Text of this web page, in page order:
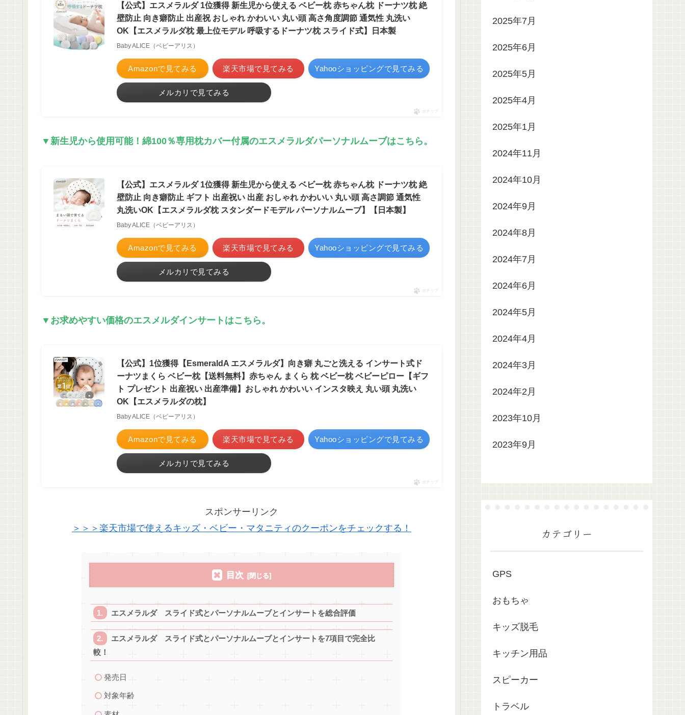
【公式】エスメラルダ 1位獲得 新生児から使える ベビー枕 赤ちゃん枕 ドーナツ枕 絶
壁防止 向き癖防止 出産祝 おしゃれ かわいい 丸い頭 高さ角度調節 通気性 丸洗い
OK【エスメラルダ枕 最上位モデル 呼吸するドーナツ枕 スライド式】日本製
Baby ALICE（ベビーアリス）
Amazonで見てみる 楽天市場で見てみる Yahooショッピングで見てみる
メルカリで見てみる
ポチップ
▼新生児から使用可能！綿100％専用枕カバー付属のエスメラルダパーソナルムーブはこちら。
【公式】エスメラルダ 1位獲得 新生児から使える ベビー枕 赤ちゃん枕 ドーナツ枕 絶
壁防止 向き癖防止 ギフト 出産祝い 出産 おしゃれ かわいい 丸い頭 高さ調節 通気性
丸洗いOK【エスメラルダ枕 スタンダードモデル パーソナルムーブ】【日本製】
Baby ALICE（ベビーアリス）
Amazonで見てみる 楽天市場で見てみる Yahooショッピングで見てみる
メルカリで見てみる
ポチップ
▼お求めやすい価格のエスメルダインサートはこちら。
【公式】1位獲得【EsmeraldA エスメラルダ】向き癖 丸ごと洗える インサート式ド
ーナツまくら ベビー枕【送料無料】赤ちゃん まくら 枕 ベビー枕 ベビーピロー【ギフ
ト プレゼント 出産祝い 出産準備】おしゃれ かわいい インスタ映え 丸い頭 丸洗い
OK【エスメラルダの枕】
Baby ALICE（ベビーアリス）
Amazonで見てみる 楽天市場で見てみる Yahooショッピングで見てみる
メルカリで見てみる
ポチップ
スポンサーリンク
＞＞＞楽天市場で使えるキッズ・ベビー・マタニティのクーポンをチェックする！
目次
エスメラルダ スライド式とパーソナルムーブとインサートを総合評価
エスメラルダ スライド式とパーソナルムーブとインサートを7項目で完全比
較！
発売日
対象年齢
2025年7月
2025年6月
2025年5月
2025年4月
2025年1月
2024年11月
2024年10月
2024年9月
2024年8月
2024年7月
2024年6月
2024年5月
2024年4月
2024年3月
2024年2月
2023年10月
2023年9月
カテゴリー
GPS
おもちゃ
キッズ脱毛
キッチン用品
スピーカー
トラベル